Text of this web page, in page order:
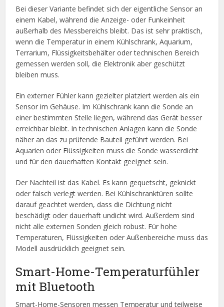
Bei dieser Variante befindet sich der eigentliche Sensor an
einem Kabel, während die Anzeige- oder Funkeinheit
außerhalb des Messbereichs bleibt. Das ist sehr praktisch,
wenn die Temperatur in einem Kühlschrank, Aquarium,
Terrarium, Flüssigkeitsbehälter oder technischen Bereich
gemessen werden soll, die Elektronik aber geschützt
bleiben muss.
Ein externer Fühler kann gezielter platziert werden als ein
Sensor im Gehäuse. Im Kühlschrank kann die Sonde an
einer bestimmten Stelle liegen, während das Gerät besser
erreichbar bleibt. In technischen Anlagen kann die Sonde
näher an das zu prüfende Bauteil geführt werden. Bei
Aquarien oder Flüssigkeiten muss die Sonde wasserdicht
und für den dauerhaften Kontakt geeignet sein.
Der Nachteil ist das Kabel. Es kann gequetscht, geknickt
oder falsch verlegt werden. Bei Kühlschranktüren sollte
darauf geachtet werden, dass die Dichtung nicht
beschädigt oder dauerhaft undicht wird. Außerdem sind
nicht alle externen Sonden gleich robust. Für hohe
Temperaturen, Flüssigkeiten oder Außenbereiche muss das
Modell ausdrücklich geeignet sein.
Smart-Home-Temperaturfühler
mit Bluetooth
Smart-Home-Sensoren messen Temperatur und teilweise